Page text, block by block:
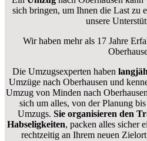
sich bringen, um Ihnen die Last zu
unsere
Wir haben mehr als 17 Jahre
Die Umzugsexperten haben
Umzüge nach Oberhausen und
Umzug von Minden nach
sich um alles, von der Planung
Umzugs. Sie organisieren den
Habseligkeiten, packen alles sicher
rechtzeitig an Ihrem neuen